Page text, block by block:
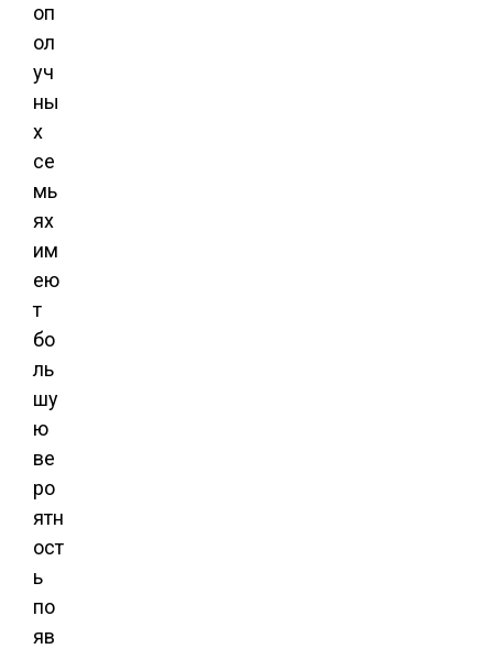
оп
ол
уч
ны
х
се
мь
ях
им
ею
т
бо
ль
шу
ю
ве
ро
ятн
ост
ь
по
яв